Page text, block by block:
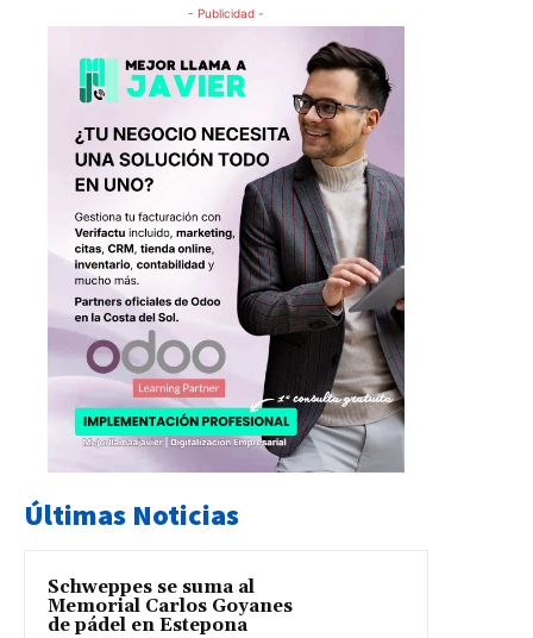
- Publicidad -
Últimas Noticias
Schweppes se suma al
Memorial Carlos Goyanes
de pádel en Estepona